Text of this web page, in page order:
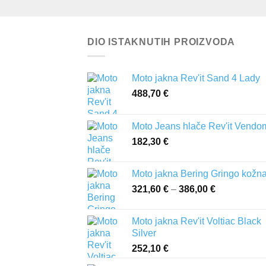
DIO ISTAKNUTIH PROIZVODA
Moto jakna Rev'it Sand 4 Lady
488,70 €
Moto Jeans hlače Rev'it
182,30 €
Moto jakna Bering Gringo
321,60 € – 386,00 €
321,60 €
Moto jakna Rev'it Voltiac Black
Silver
252,10 €